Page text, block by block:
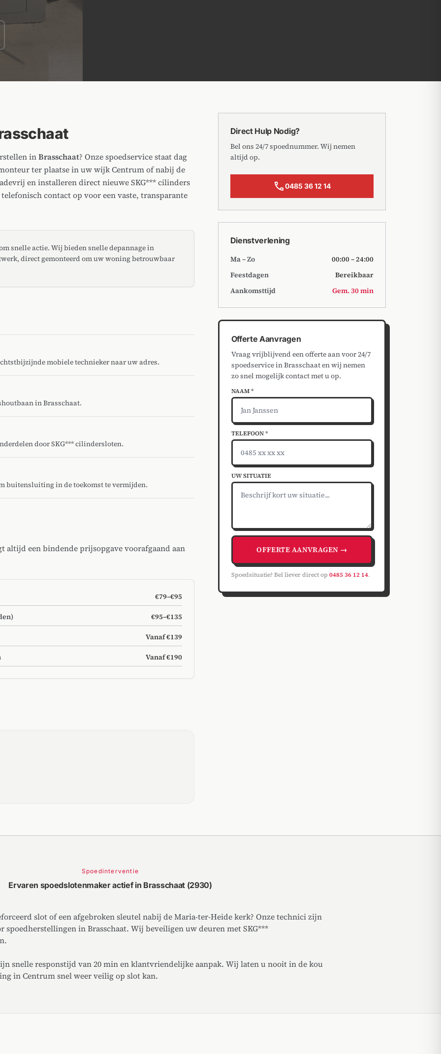
inBrasschaat? Onze spoedservice staat dag
ter plaatse in uw wijk Centrum of nabij de
en installeren direct nieuwe SKG*** cilinders
contact op voor een vaste, transparante
snelle actie. Wij bieden snelle depannage in
direct gemonteerd om uw woning betrouwbaar
mobiele technieker naar uw adres.
in Brasschaat.
door SKG*** cilindersloten.
buitensluiting in de toekomst te vermijden.
altijd een bindende prijsopgave voorafgaand aan
€79–€95
€95–€135
Vanaf €139
Vanaf €190
Direct Hulp Nodig?
Bel ons 24/7 spoednummer. Wij nemen
altijd op.
call0485 36 12 14
Dienstverlening
Ma – Zo
00:00 – 24:00
Feestdagen
Bereikbaar
Aankomsttijd
Gem. 30 min
Offerte Aanvragen
Vraag vrijblijvend een offerte aan voor 24/7
spoedservice in Brasschaat en wij nemen
zo snel mogelijk contact met u op.
NAAM *
TELEFOON *
UW SITUATIE
OFFERTE AANVRAGEN →
Spoedsituatie? Bel liever direct op 0485 36 12 14.
Spoedinterventie
Ervaren spoedslotenmaker actief in Brasschaat (2930)
slot of een afgebroken sleutel nabij de Maria-ter-Heide kerk? Onze technici zijn
spoedherstellingen in Brasschaat. Wij beveiligen uw deuren met SKG***
snelle responstijd van 20 min en klantvriendelijke aanpak. Wij laten u nooit in de kou
in Centrum snel weer veilig op slot kan.